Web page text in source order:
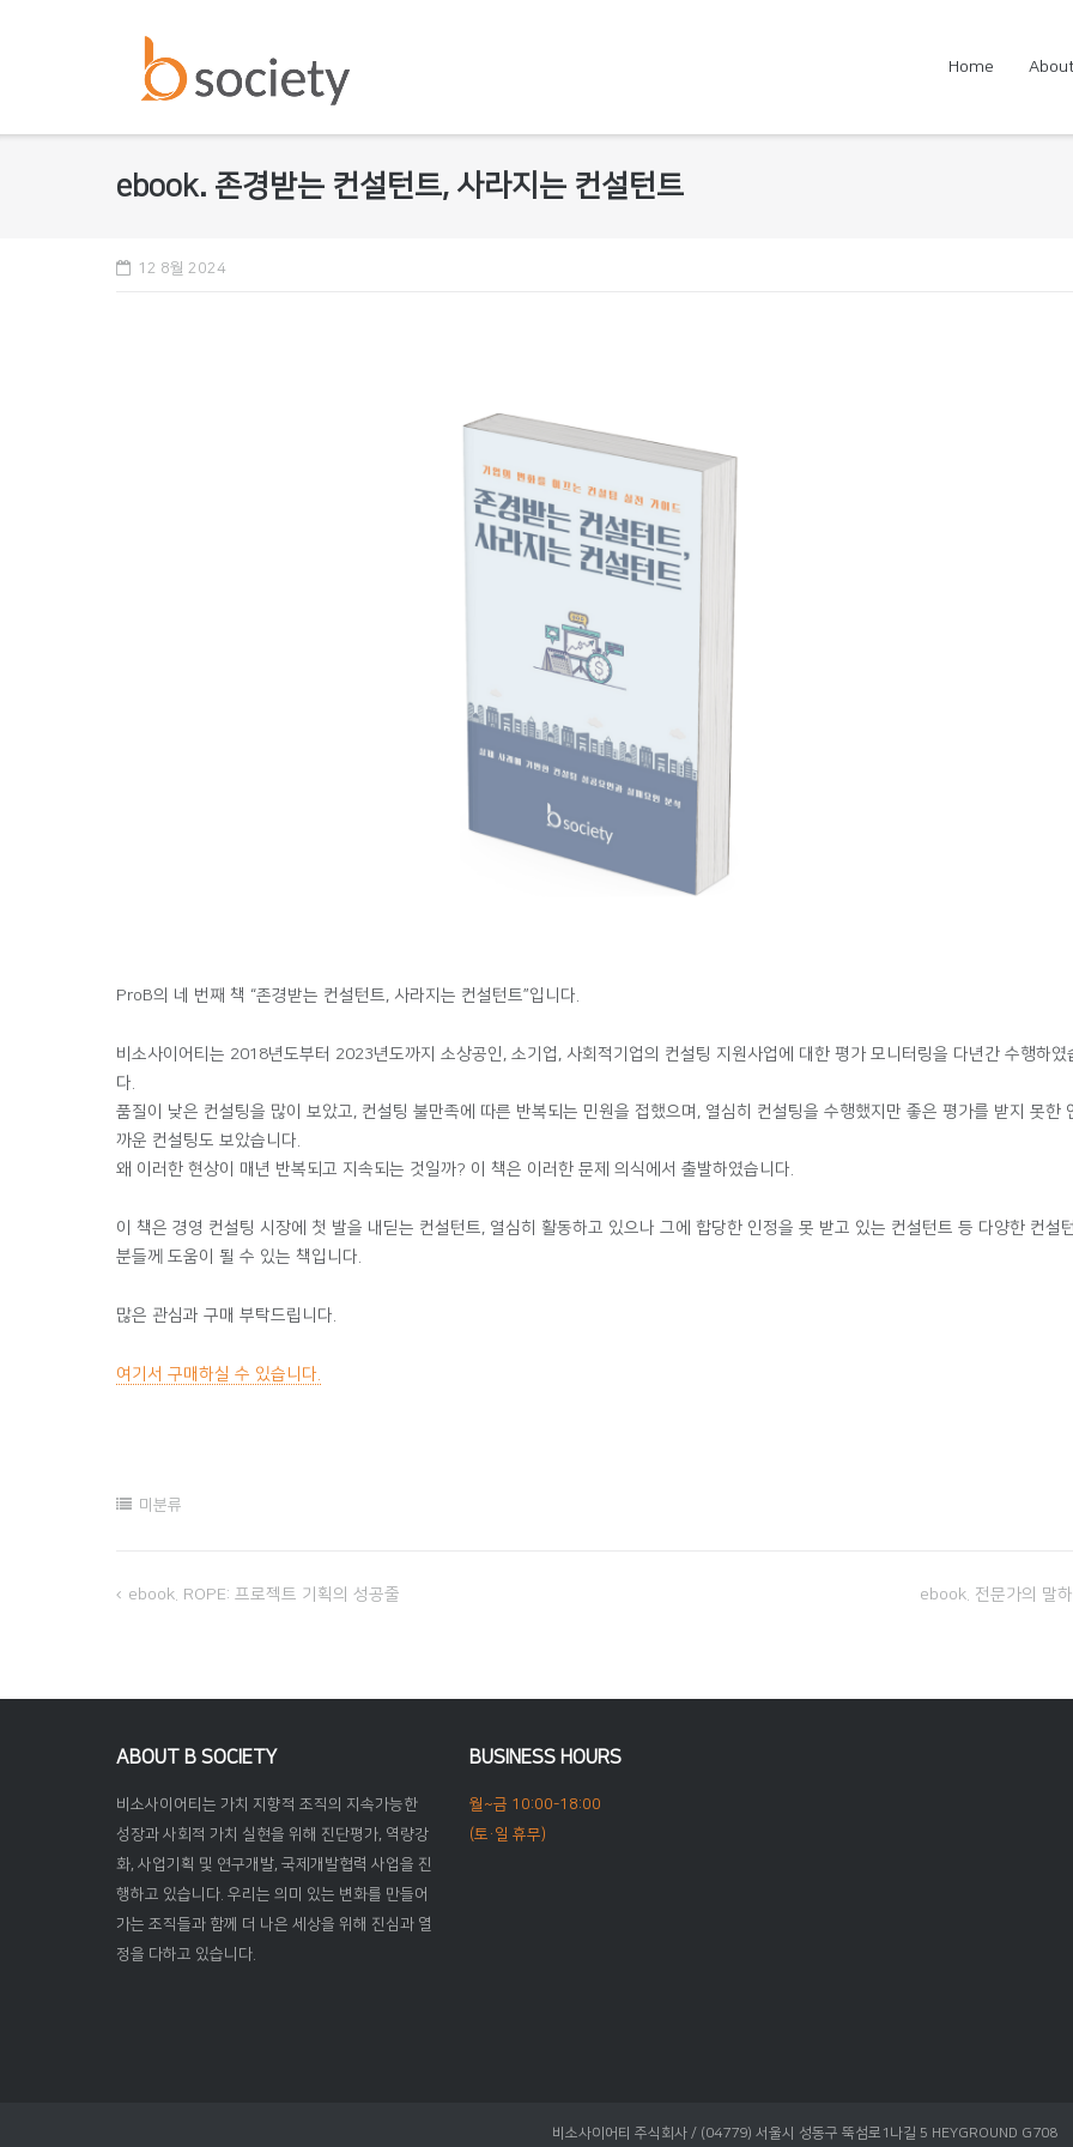
Home
ebook. 존경받는 컨설턴트, 사라지는 컨설턴트
12 8월 2024
ProB의 네 번째 책 “존경받는 컨설턴트, 사라지는 컨설턴트”입니다.
비소사이어티는 2018년도부터 2023년도까지 소상공인, 소기업, 사회적기업의 컨설팅 지원사업에 대한 평가 모니터링을 다년간 수행하였
다.
품질이 낮은 컨설팅을 많이 보았고, 컨설팅 불만족에 따른 반복되는 민원을 접했으며, 열심히 컨설팅을 수행했지만 좋은 평가를 받지 못한
까운 컨설팅도 보았습니다.
왜 이러한 현상이 매년 반복되고 지속되는 것일까? 이 책은 이러한 문제 의식에서 출발하였습니다.
이 책은 경영 컨설팅 시장에 첫 발을 내딛는 컨설턴트, 열심히 활동하고 있으나 그에 합당한 인정을 못 받고 있는 컨설턴트 등 다양한 컨설
분들께 도움이 될 수 있는 책입니다.
많은 관심과 구매 부탁드립니다.
여기서 구매하실 수 있습니다.
미분류
내
비
게
이
션
ebook. ROPE: 프로젝트 기획의 성공줄 ebook. 전문가의 말하
ABOUT B SOCIETY
비소사이어티는 가치 지향적 조직의 지속가능한
성장과 사회적 가치 실현을 위해 진단평가, 역량강
화, 사업기획 및 연구개발, 국제개발협력 사업을 진
행하고 있습니다. 우리는 의미 있는 변화를 만들어
가는 조직들과 함께 더 나은 세상을 위해 진심과 열
정을 다하고 있습니다.
BUSINESS HOURS
월~금 10:00-18:00
(토·일 휴무)
비소사이어티 주식회사 / (04779) 서울시 성동구 뚝섬로1나길 5 HEYGROUND G708